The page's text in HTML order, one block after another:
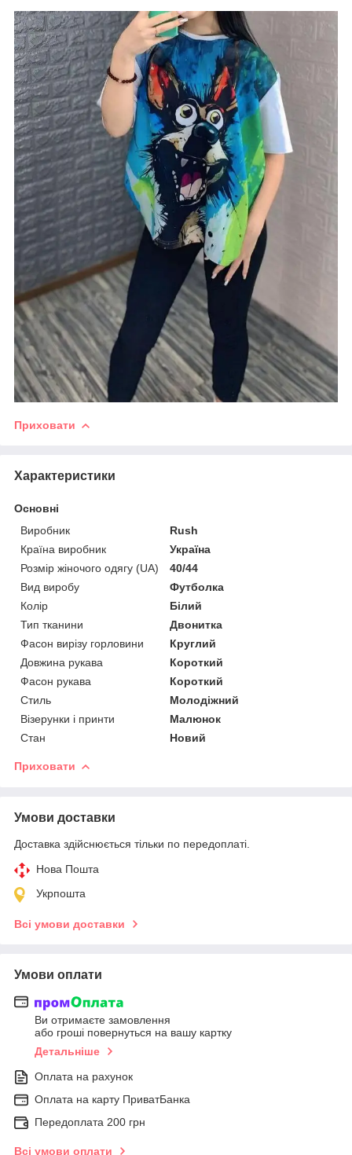
Приховати
Характеристики
Основні
Виробник
Rush
Країна виробник
Україна
Розмір жіночого одягу (UA)
40/44
Вид виробу
Футболка
Колір
Білий
Тип тканини
Двонитка
Фасон вирізу горловини
Круглий
Довжина рукава
Короткий
Фасон рукава
Короткий
Стиль
Молодіжний
Візерунки і принти
Малюнок
Стан
Новий
Приховати
Умови доставки
Доставка здійснюється тільки по передоплаті.
Нова Пошта
Укрпошта
Всі умови доставки
Умови оплати
Ви отримаєте замовлення
або гроші повернуться на вашу картку
Детальніше
Оплата на рахунок
Оплата на карту ПриватБанка
Передоплата 200 грн
Всі умови оплати